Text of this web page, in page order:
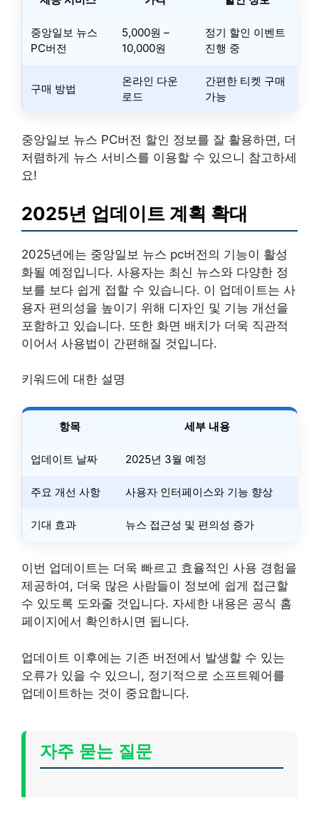
중앙일보 뉴스
PC버전
5,000원 –
10,000원
정기 할인 이벤트
진행 중
구매 방법
온라인 다운
로드
간편한 티켓 구매
가능
중앙일보 뉴스 PC버전 할인 정보를 잘 활용하면, 더
저렴하게 뉴스 서비스를 이용할 수 있으니 참고하세
요!
2025년 업데이트 계획 확대
2025년에는 중앙일보 뉴스 pc버전의 기능이 활성
화될 예정입니다. 사용자는 최신 뉴스와 다양한 정
보를 보다 쉽게 접할 수 있습니다. 이 업데이트는 사
용자 편의성을 높이기 위해 디자인 및 기능 개선을
포함하고 있습니다. 또한 화면 배치가 더욱 직관적
이어서 사용법이 간편해질 것입니다.
키워드에 대한 설명
항목 세부 내용
업데이트 날짜 2025년 3월 예정
주요 개선 사항 사용자 인터페이스와 기능 향상
기대 효과 뉴스 접근성 및 편의성 증가
이번 업데이트는 더욱 빠르고 효율적인 사용 경험을
제공하여, 더욱 많은 사람들이 정보에 쉽게 접근할
수 있도록 도와줄 것입니다. 자세한 내용은 공식 홈
페이지에서 확인하시면 됩니다.
업데이트 이후에는 기존 버전에서 발생할 수 있는
오류가 있을 수 있으니, 정기적으로 소프트웨어를
업데이트하는 것이 중요합니다.
자주 묻는 질문